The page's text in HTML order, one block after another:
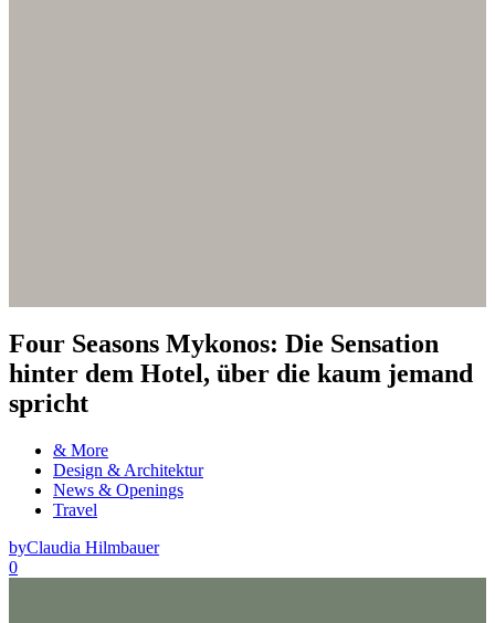
Four Seasons Mykonos: Die Sensation
hinter dem Hotel, über die kaum jemand
spricht
& More
Design & Architektur
News & Openings
Travel
byClaudia Hilmbauer
0